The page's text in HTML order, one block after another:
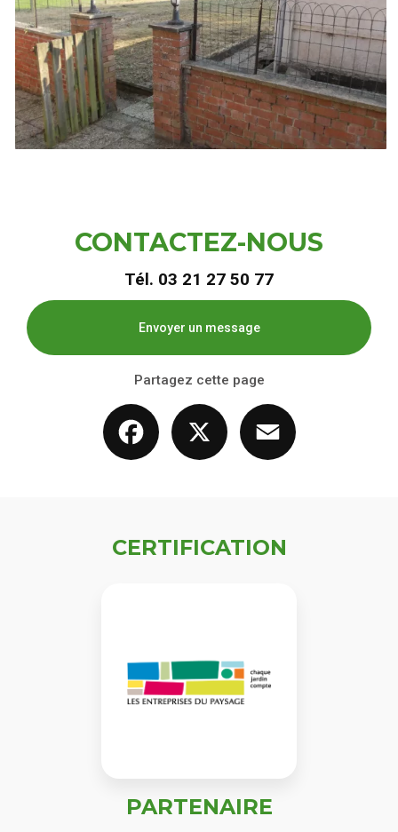
CONTACTEZ-NOUS
Tél. 03 21 27 50 77
Envoyer un message
Partagez cette page
Facebook
CERTIFICATION
PARTENAIRE